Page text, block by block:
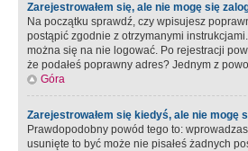
Zarejestrowałem się, ale nie mogę się
Na początku sprawdź, czy wpisujesz
postąpić zgodnie z otrzymanymi
można się na nie logować. Po rejestracji
że podałeś poprawny adres? Jednym z
Góra
Zarejestrowałem się kiedyś, ale nie mogę
Prawdopodobny powód tego to:
usunięte to być może nie pisałeś żadnych